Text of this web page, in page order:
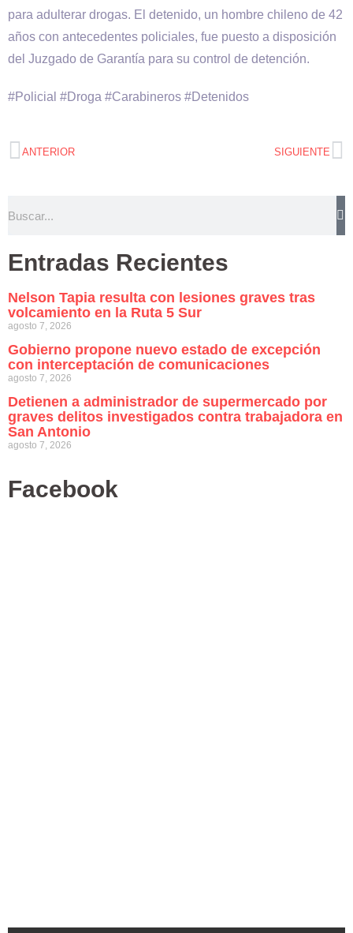
para adulterar drogas. El detenido, un hombre chileno de 42
años con antecedentes policiales, fue puesto a disposición
del Juzgado de Garantía para su control de detención.
#Policial #Droga #Carabineros #Detenidos
ANTERIOR SIGUIENTE
Entradas Recientes
Nelson Tapia resulta con lesiones graves tras
volcamiento en la Ruta 5 Sur
agosto 7, 2026
Gobierno propone nuevo estado de excepción
con interceptación de comunicaciones
agosto 7, 2026
Detienen a administrador de supermercado por
graves delitos investigados contra trabajadora en
San Antonio
agosto 7, 2026
Facebook